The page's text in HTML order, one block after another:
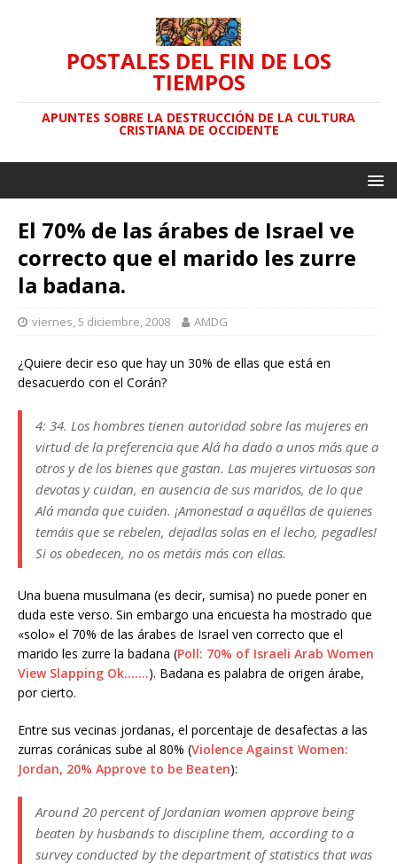
POSTALES DEL FIN DE LOS
TIEMPOS
APUNTES SOBRE LA DESTRUCCIÓN DE LA CULTURA
CRISTIANA DE OCCIDENTE
El 70% de las árabes de Israel ve
correcto que el marido les zurre
la badana.
viernes, 5 diciembre, 2008 AMDG
¿Quiere decir eso que hay un 30% de ellas que está en
desacuerdo con el Corán?
4: 34. Los hombres tienen autoridad sobre las mujeres en
virtud de la preferencia que Alá ha dado a unos más que a
otros y de los bienes que gastan. Las mujeres virtuosas son
devotas y cuidan, en ausencia de sus maridos, de lo que
Alá manda que cuiden. ¡Amonestad a aquéllas de quienes
temáis que se rebelen, dejadlas solas en el lecho, pegadles!
Si os obedecen, no os metáis más con ellas.
Una buena musulmana (es decir, sumisa) no puede poner en
duda este verso. Sin embargo una encuesta ha mostrado que
«solo» el 70% de las árabes de Israel ven correcto que el
marido les zurre la badana (Poll: 70% of Israeli Arab Women
View Slapping Ok…….). Badana es palabra de origen árabe,
por cierto.
Entre sus vecinas jordanas, el porcentaje de desafectas a las
zurras coránicas sube al 80% (Violence Against Women:
Jordan, 20% Approve to be Beaten):
Around 20 percent of Jordanian women approve being
beaten by husbands to discipline them, according to a
survey conducted by the department of statistics that was